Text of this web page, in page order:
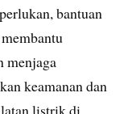
bantuan
menjaga
keamanan dan
listrik di